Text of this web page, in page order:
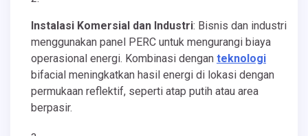
Instalasi Komersial dan Industri: Bisnis dan industri
menggunakan panel PERC untuk mengurangi biaya
operasional energi. Kombinasi dengan teknologi
bifacial meningkatkan hasil energi di lokasi dengan
permukaan reflektif, seperti atap putih atau area
berpasir.